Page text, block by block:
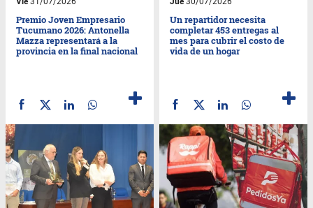
Premio Joven Empresario
Tucumano 2026: Antonella
Mazza representará a la
provincia en la final nacional
Un repartidor necesita
completar 453 entregas al
mes para cubrir el costo de
vida de un hogar